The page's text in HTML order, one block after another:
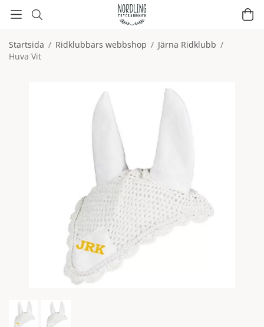
Startsida / Ridklubbars webbshop / Järna Ridklubb /
Huva Vit